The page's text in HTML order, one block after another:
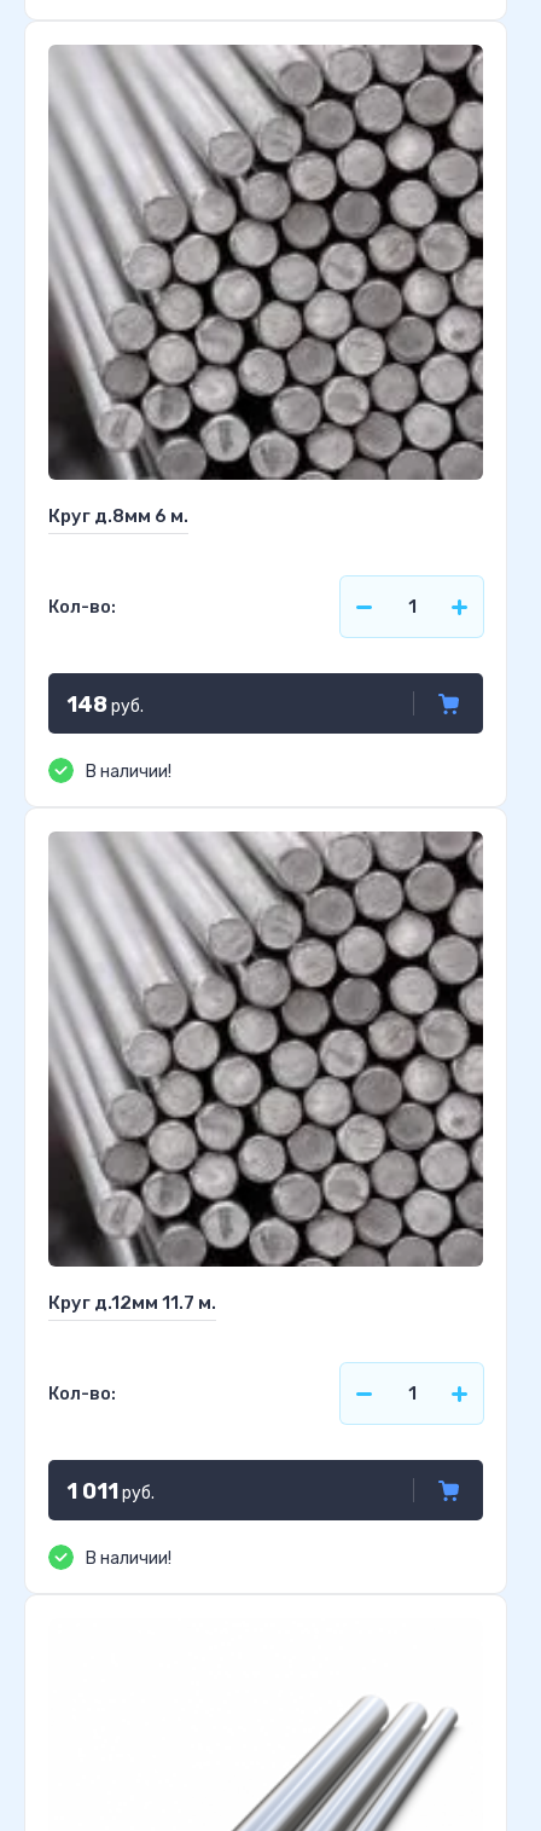
Круг д.8мм 6 м.
Кол-во:
148руб.
В наличии!
Круг д.12мм 11.7 м.
Кол-во:
1 011руб.
В наличии!